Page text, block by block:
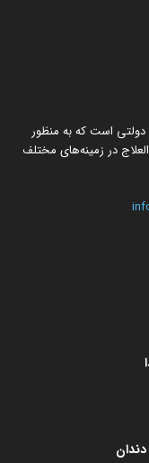
دولتی است که به منظور
در زمینه‌های مختلف